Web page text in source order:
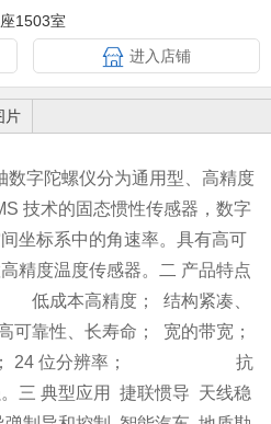
1503室
进入店铺
片
数字陀螺仪分为通用型、高精度
技术的固态惯性传感器，数字
坐标系中的角速率。具有高可
精度温度传感器。
二 产品特点
低成本高精度；
结构紧凑、
可靠性、长寿命；
宽的带宽；
24 位分辨率；
抗
三 典型应用 捷联惯导 天线稳